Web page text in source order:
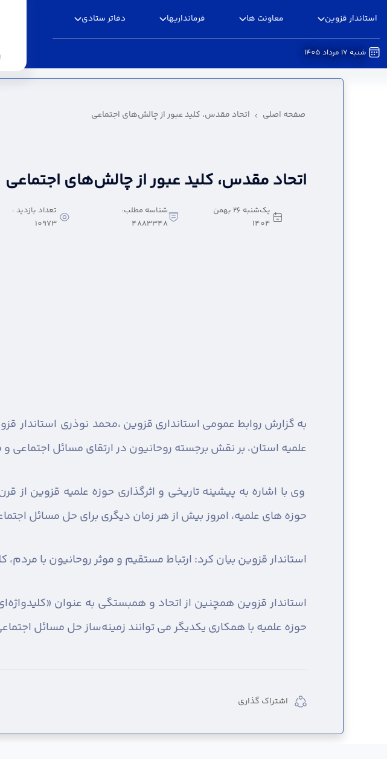
استاندار قزوین معاونت ها فرمانداریها دفاتر ستادی
شنبه 17 مرداد 1405
اتحاد مقدس، کلید عبور از چالش‌های اجتماعی - استانداری قزوین
صفحه اصلی اتحاد مقدس، کلید عبور از چالش‌های اجتماعی
اتحاد مقدس، کلید عبور از چالش‌های اجتماعی
یک‌شنبه 26 بهمن
1404
شناسه مطلب:
4883348
تعداد بازدید :
10973
به گزارش روابط عمومی استانداری قزوین ،محمد نوذری استاندار
علمیه استان، بر نقش برجسته روحانیون در ارتقای مسائل اجتماعی
وی با اشاره به پیشینه تاریخی و اثرگذاری حوزه علمیه قزوین
حوزه های علمیه، امروز بیش از هر زمان دیگری برای حل مسائل
استاندار قزوین بیان کرد: ارتباط مستقیم و موثر روحانیون با
استاندار قزوین همچنین از اتحاد و همبستگی به عنوان
حوزه علمیه با همکاری یکدیگر می توانند زمینه‌ساز حل مسائل
اشتراک گذاری